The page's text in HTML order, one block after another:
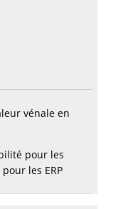
vénale en
pour les
les ERP